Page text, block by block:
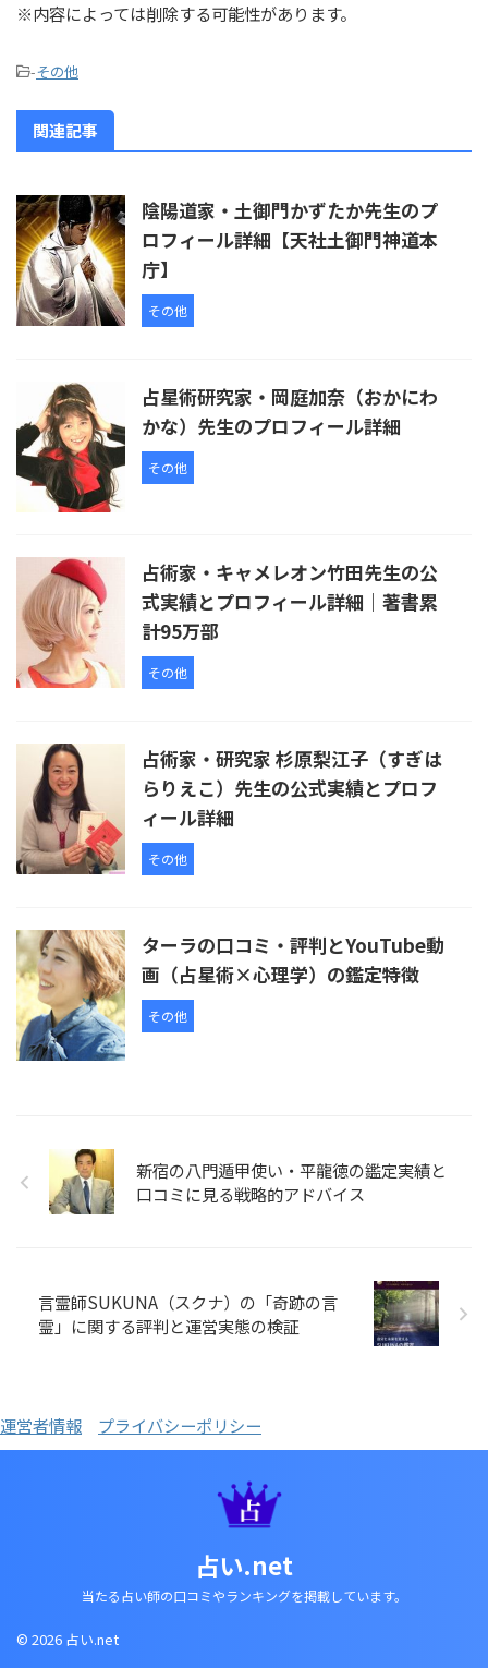
※内容によっては削除する可能性があります。
-その他
関連記事
陰陽道家・土御門かずたか先生のプ
ロフィール詳細【天社土御門神道本
庁】
その他
占星術研究家・岡庭加奈（おかにわ
かな）先生のプロフィール詳細
その他
占術家・キャメレオン竹田先生の公
式実績とプロフィール詳細｜著書累
計95万部
その他
占術家・研究家 杉原梨江子（すぎは
らりえこ）先生の公式実績とプロフ
ィール詳細
その他
ターラの口コミ・評判とYouTube動
画（占星術×心理学）の鑑定特徴
その他
新宿の八門遁甲使い・平龍徳の鑑定実績と
口コミに見る戦略的アドバイス
言霊師SUKUNA（スクナ）の「奇跡の言
霊」に関する評判と運営実態の検証
運営者情報 プライバシーポリシー
占い.net
当たる占い師の口コミやランキングを掲載しています。
© 2026 占い.net